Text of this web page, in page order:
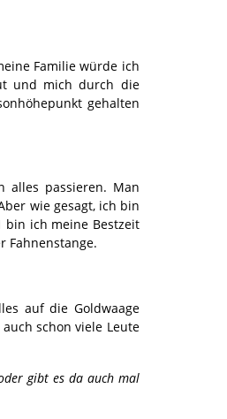
Familie würde ich
und mich durch die
gehalten
alles passieren. Man
wie gesagt, ich bin
bin ich meine Bestzeit
Fahnenstange.
auf die Goldwaage
schon viele Leute
gibt es da auch mal